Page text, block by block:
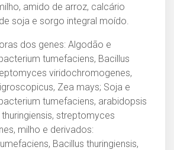
amido de arroz, calcário
soja e sorgo integral moído.
dos genes: Algodão e
tumefaciens, Bacillus
viridochromogenes,
Zea mays; Soja e
tumefaciens, arabidopsis
streptomyces
milho e derivados:
Bacillus thuringiensis,